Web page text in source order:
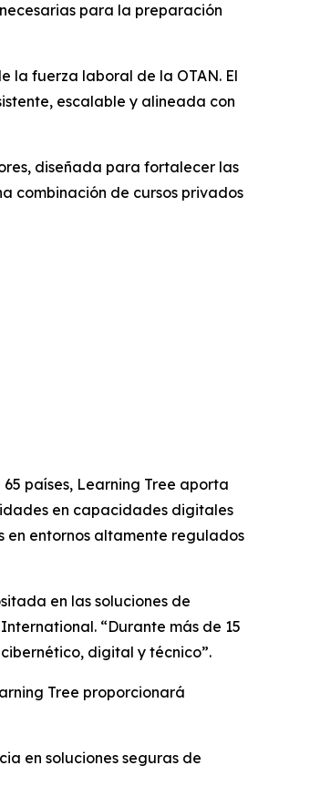
para la preparación
la fuerza laboral de la OTAN. El
escalable y alineada con
diseñada para fortalecer las
combinación de cursos privados
países, Learning Tree aporta
en capacidades digitales
entornos altamente regulados
en las soluciones de
“Durante más de 15
digital y técnico”.
Tree proporcionará
en soluciones seguras de